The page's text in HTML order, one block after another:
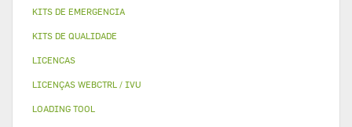
KITS DE EMERGENCIA
KITS DE QUALIDADE
LICENCAS
LICENÇAS WEBCTRL / IVU
LOADING TOOL